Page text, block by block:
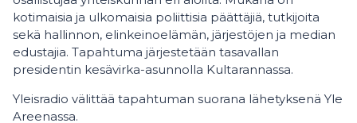
kotimaisia ja ulkomaisia poliittisia päättäjiä, tutkijoita
sekä hallinnon, elinkeinoelämän, järjestöjen ja median
edustajia. Tapahtuma järjestetään tasavallan
presidentin kesävirka-asunnolla Kultarannassa.
Yleisradio välittää tapahtuman suorana lähetyksenä Yle
Areenassa.